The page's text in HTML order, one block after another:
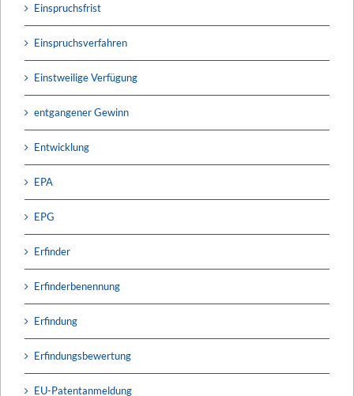
Einspruchsfrist
Einspruchsverfahren
Einstweilige Verfügung
entgangener Gewinn
Entwicklung
EPA
EPG
Erfinder
Erfinderbenennung
Erfindung
Erfindungsbewertung
EU-Patentanmeldung